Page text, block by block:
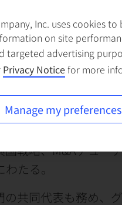
のリーダーの一人
キンゼーのグロー
けたテーマは、中
戦略、M&Aデュー
たる。
共同代表も務め、
Inc. uses cookies
on site
targeted advertising
Privacy Noticefor more
Manage my preferences